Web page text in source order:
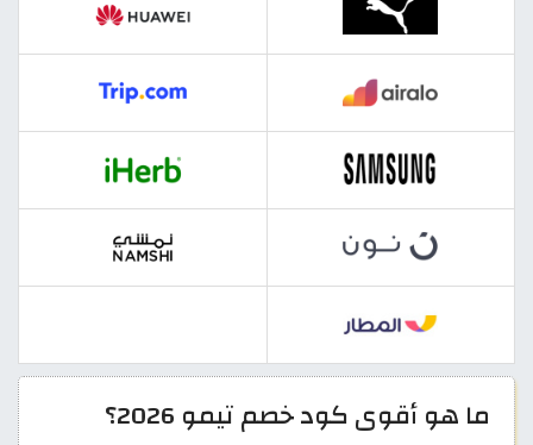
ما هو أقوى كود خصم تيمو 2026؟